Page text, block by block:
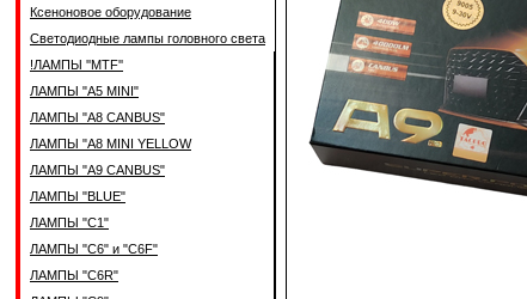
Ксеноновое оборудование
Светодиодные лампы головного света
!ЛАМПЫ ''MTF''
ЛАМПЫ "A5 MINI"
ЛАМПЫ "A8 CANBUS"
ЛАМПЫ "A8 MINI YELLOW
ЛАМПЫ "A9 CANBUS"
ЛАМПЫ "BLUE"
ЛАМПЫ "C1"
ЛАМПЫ "C6" и "C6F"
ЛАМПЫ "C6R"